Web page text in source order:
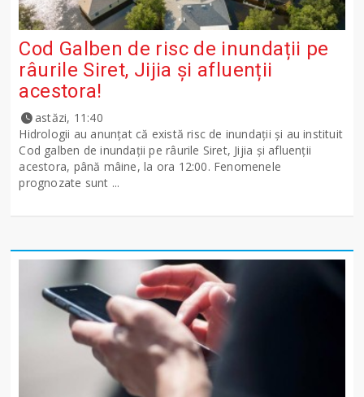
Cod Galben de risc de inundații pe
râurile Siret, Jijia și afluenții
acestora!
astăzi, 11:40
Hidrologii au anunțat că există risc de inundații și au instituit
Cod galben de inundații pe râurile Siret, Jijia și afluenții
acestora, până mâine, la ora 12:00. Fenomenele
prognozate sunt ...